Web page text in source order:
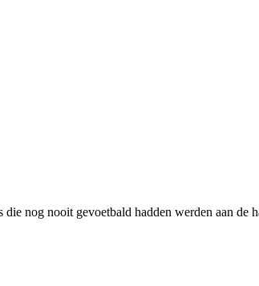
nog nooit gevoetbald hadden werden aan